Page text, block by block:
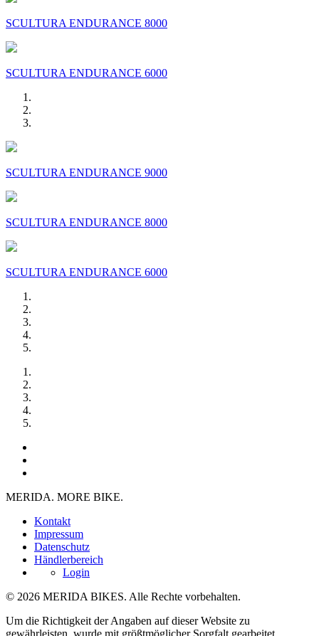
SCULTURA ENDURANCE 8000
SCULTURA ENDURANCE 6000
SCULTURA ENDURANCE 9000
SCULTURA ENDURANCE 8000
SCULTURA ENDURANCE 6000
MERIDA. MORE BIKE.
Kontakt
Impressum
Datenschutz
Händlerbereich
Login
© 2026 MERIDA BIKES. Alle Rechte vorbehalten.
Um die Richtigkeit der Angaben auf dieser Website zu
gewährleisten, wurde mit größtmöglicher Sorgfalt gearbeitet.